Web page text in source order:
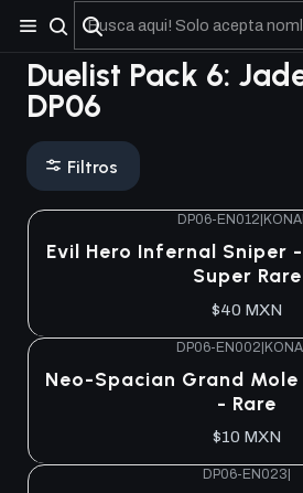
No olviden reportar sus depositos y
Duelist Pack 6:
DP06
Filtros
DP06-EN012
Evil Hero Infernal Sniper
Super Rare
$40 MXN
DP06-EN002|
Neo-Spacian Grand
- Rare
$10 MXN
DP06-EN023